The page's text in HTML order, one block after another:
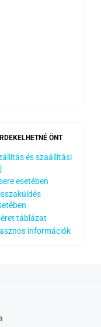
ÖNT
és szaállítási
esetében
táblázat
információk